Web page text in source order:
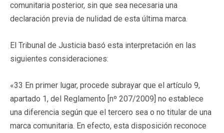
comunitaria posterior, sin que sea necesaria una
declaración previa de nulidad de esta última marca.
El Tribunal de Justicia basó esta interpretación en las
siguientes consideraciones:
«33 En primer lugar, procede subrayar que el artículo 9,
apartado 1, del Reglamento [nº 207/2009] no establece
una diferencia según que el tercero sea o no titular de una
marca comunitaria. En efecto, esta disposición reconoce